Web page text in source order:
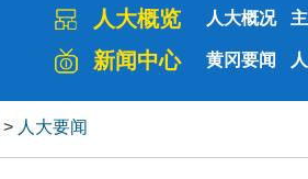
人大概览 人大概况
新闻中心 黄冈要闻
> 人大要闻